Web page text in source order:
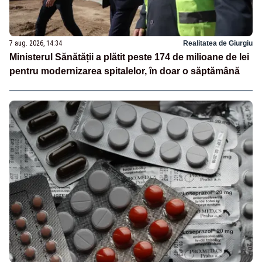
7 aug. 2026, 14:34 Realitatea de Giurgiu
Ministerul Sănătății a plătit peste 174 de milioane de lei
pentru modernizarea spitalelor, în doar o săptămână